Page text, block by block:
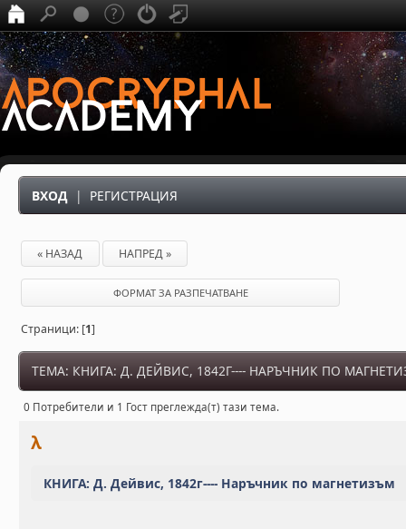
ВХОД | РЕГИСТРАЦИЯ
« НАЗАД НАПРЕД »
ФОРМАТ ЗА РАЗПЕЧАТВАНЕ
Страници: [1]
ТЕМА: КНИГА: Д. ДЕЙВИС, 1842Г---- НАРЪЧНИК ПО
0 Потребители и 1 Гост преглежда(т) тази тема.
λ
КНИГА: Д. Дейвис, 1842г---- Наръчник по магнетизъм